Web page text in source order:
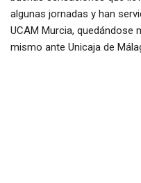
algunas jornadas y han
UCAM Murcia, quedándose
mismo ante Unicaja de